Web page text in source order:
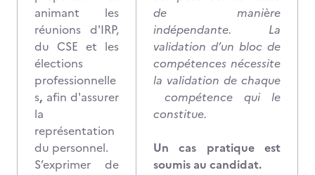
animant les
réunions d'IRP,
du CSE et les
élections
professionnelle
s, afin d'assurer
la
représentation
du personnel.
S’exprimer de
de manière
indépendante. La
validation d’un bloc de
compétences nécessite
la validation de chaque
compétence qui le
constitue.
Un cas pratique est
soumis au candidat.